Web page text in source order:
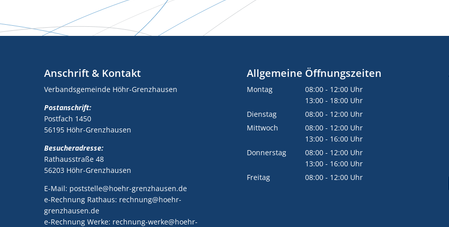
Anschrift & Kontakt
Verbandsgemeinde Höhr-Grenzhausen
Postanschrift:
Postfach 1450
56195 Höhr-Grenzhausen
Besucheradresse:
Rathausstraße 48
56203 Höhr-Grenzhausen
E-Mail: poststelle@hoehr-grenzhausen.de
e-Rechnung Rathaus: rechnung@hoehr-
grenzhausen.de
e-Rechnung Werke: rechnung-werke@hoehr-
Allgemeine Öffnungszeiten
Montag 08:00 - 12:00 Uhr
Von 08:00 bis 12:00 Uhr
13:00 - 18:00 Uhr
Von 13:00 bis 18:00 Uhr
Dienstag 08:00 - 12:00 Uhr
Von 08:00 bis 12:00 Uhr
Mittwoch 08:00 - 12:00 Uhr
Von 08:00 bis 12:00 Uhr
13:00 - 16:00 Uhr
Von 13:00 bis 16:00 Uhr
Donnerstag 08:00 - 12:00 Uhr
Von 08:00 bis 12:00 Uhr
13:00 - 16:00 Uhr
Von 13:00 bis 16:00 Uhr
Freitag 08:00 - 12:00 Uhr